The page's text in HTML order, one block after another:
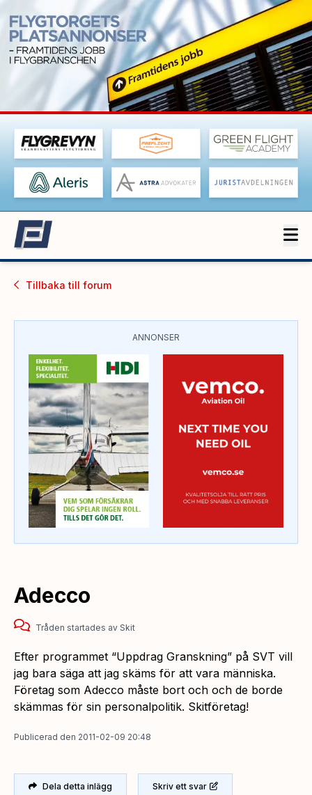
Tillbaka till forum
ANNONSER
Adecco
Tråden startades av Skit
Efter programmet “Uppdrag Granskning” på SVT vill
jag bara säga att jag skäms för att vara människa.
Företag som Adecco måste bort och och de borde
skämmas för sin personalpolitik. Skitföretag!
Publicerad den 2011-02-09 20:48
Dela detta inlägg Skriv ett svar